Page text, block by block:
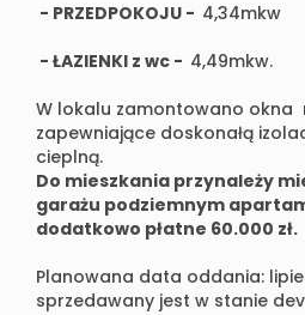
- PRZEDPOKOJU - 4,34mkw
- ŁAZIENKI z wc - 4,49mkw.
W lokalu zamontowano okna
zapewniające doskonałą
cieplną.
Do mieszkania przynależy
garażu podziemnym
dodatkowo płatne 60.000 zł.
Planowana data oddania:
sprzedawany jest w stanie